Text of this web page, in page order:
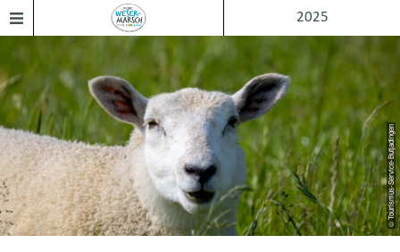
2025
© Tourismus-Service-Butjadingen